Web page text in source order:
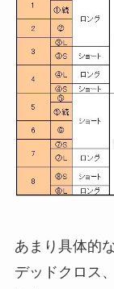
あまり具体的
デッドクロス